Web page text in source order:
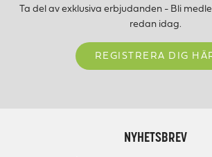
Ta del av exklusiva erbjudanden - Bli
redan idag.
REGISTRERA DIG
NYHETSBREV